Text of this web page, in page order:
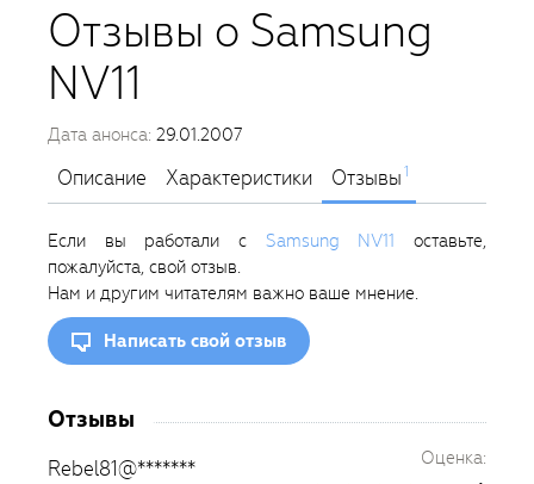
Отзывы о Samsung
NV11
Дата анонса: 29.01.2007
Описание Характеристики Отзывы1
Если вы работали с Samsung NV11 оставьте,
пожалуйста, свой отзыв.
Нам и другим читателям важно ваше мнение.
Написать свой отзыв
Отзывы
Rebel81@******* Оценка: